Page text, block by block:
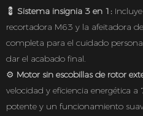
💈 Sistema insignia 3 en 1:
recortadora M63 y la afeitadora
completa para el cuidado
dar el acabado final.
⚙️ Motor sin escobillas de rotor
velocidad y eficiencia energética
potente y un funcionamiento